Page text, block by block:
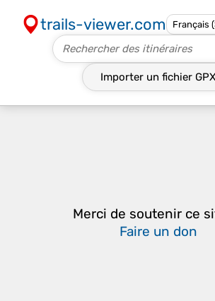
trails-viewer.com
Importer un fichier GPX
Merci de soutenir ce
Faire un don